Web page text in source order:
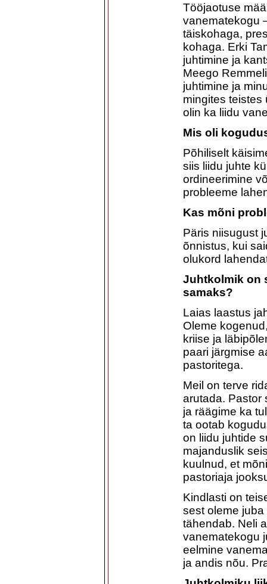
Tööjaotuse
vanematekogu
täiskohaga,
kohaga. Erki
juhtimine ja
Meego
juhtimine ja
mingites
olin ka liidu
Mis oli
Põhiliselt
siis liidu juhte
ordineerimine
probleeme
Kas mõni
Päris niisugust
õnnistus, kui
olukord
Juhtkolmik on
samaks?
Laias laastus
Oleme
kriise ja
paari järgmise
pastoritega.
Meil on terve
arutada. Pastor
ja räägime ka
ta ootab
on liidu juhtide
majanduslik
kuulnud, et
pastoriaja
Kindlasti on
sest oleme
tähendab. Neli
vanematekogu
eelmine
ja andis nõu.